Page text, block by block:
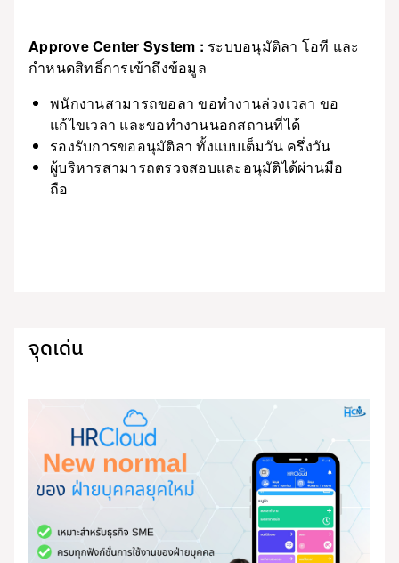
Approve Center System : ระบบอนุมัติลา โอที และ
กำหนดสิทธิ์การเข้าถึงข้อมูล
พนักงานสามารถขอลา ขอทำงานล่วงเวลา ขอ
แก้ไขเวลา และขอทำงานนอกสถานที่ได้
รองรับการขออนุมัติลา ทั้งแบบเต็มวัน ครึ่งวัน
ผู้บริหารสามารถตรวจสอบและอนุมัติได้ผ่านมือ
ถือ
จุดเด่น